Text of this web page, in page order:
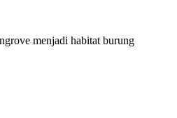
menjadi habitat burung